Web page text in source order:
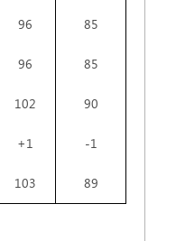
96
96
102
+1
103
85
85
90
-1
89